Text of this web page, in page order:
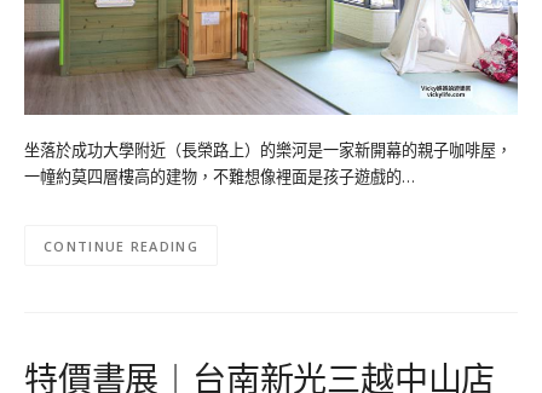
坐落於成功大學附近（長榮路上）的樂河是一家新開幕的親子咖啡屋，
一幢約莫四層樓高的建物，不難想像裡面是孩子遊戲的…
CONTINUE READING
特價書展︱台南新光三越中山店